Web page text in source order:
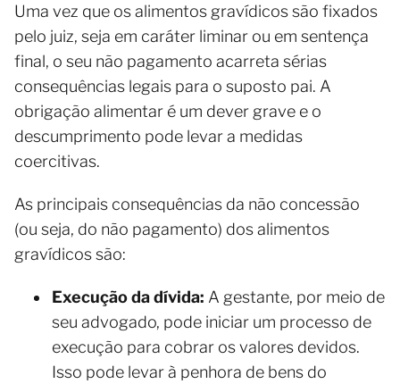
Uma vez que os alimentos gravídicos são fixados
pelo juiz, seja em caráter liminar ou em sentença
final, o seu não pagamento acarreta sérias
consequências legais para o suposto pai. A
obrigação alimentar é um dever grave e o
descumprimento pode levar a medidas
coercitivas.
As principais consequências da não concessão
(ou seja, do não pagamento) dos alimentos
gravídicos são:
Execução da dívida: A gestante, por meio de
seu advogado, pode iniciar um processo de
execução para cobrar os valores devidos.
Isso pode levar à penhora de bens do